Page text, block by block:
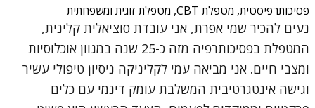
פסיכותרפיסטית, מטפלת CBT, מטפלת זוגית ומשפחתית
נעים להכיר שמי אפרת, אני עובדת סוציאלית קלינית,
המטפלת בפסיכותרפיה מזה כ-25 שנה במגוון אוכלוסיות
ומצבי חיים. אני מביאה עמי לקליניקה ניסיון טיפולי עשיר
וגישה אינטגרטיבית המשלבת עומק דינמי עם כלים